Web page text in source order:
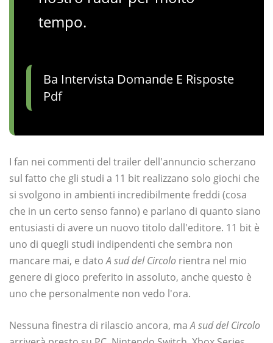
tempo.
Ba Intervista Domande E Risposte
Pdf
I fan nei commenti del trailer dell'annuncio scherzano
sul fatto che gli studi a 11 bit realizzano solo giochi che
si svolgono in ambienti incredibilmente freddi (cosa
che in un certo senso fanno) e parlano di quanto siano
entusiasti di avere un nuovo titolo dall'editore. 11 bit è
uno di quegli studi indipendenti che sembra non
mancare mai, e datoA sud del Circolo rientra nel mio
genere di gioco preferito in assoluto, anche questo è
uno che personalmente non vedo l'ora.
Nessuna finestra di rilascio ancora, maA sud del Circolo